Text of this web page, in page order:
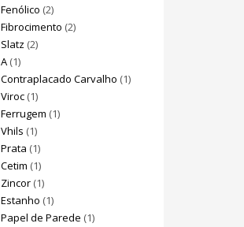
Fenólico (2)
Fibrocimento (2)
Slatz (2)
A(1)
Contraplacado Carvalho (1)
Viroc(1)
Ferrugem (1)
Vhils (1)
Prata (1)
Cetim (1)
Zincor(1)
Estanho (1)
Papel de Parede (1)